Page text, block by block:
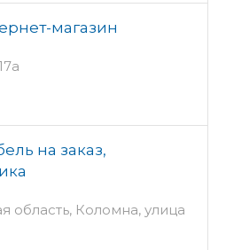
магазин
на заказ,
область, Коломна, улица